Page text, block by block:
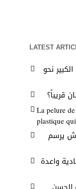
LATEST
نحو
قريباً؟
La pelure
plastique
يرسم
واعدة